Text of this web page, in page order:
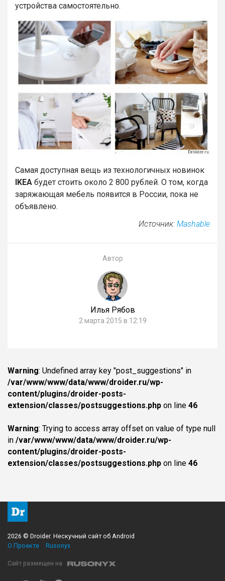
устройства самостоятельно.
Самая доступная вещь из технологичных новинок
IKEA будет стоить около 2 800 рублей. О том, когда
заряжающая мебель появится в России, пока не
объявлено.
Источник: Mashable
Автор
Илья Рябов
2 марта 2015 в 12:19
Warning: Undefined array key "post_suggestions" in
/var/www/www/data/www/droider.ru/wp-
content/plugins/droider-posts-
extension/classes/postsuggestions.php on line 46
Warning: Trying to access array offset on value of type null
in /var/www/www/data/www/droider.ru/wp-
content/plugins/droider-posts-
extension/classes/postsuggestions.php on line 46
2026 © Droider. Нескучный сайт об Android
О Проекте
Rusonyx
Сайт размещен на